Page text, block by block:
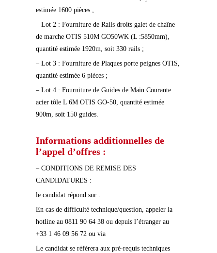
estimée 1600 pièces ;
– Lot 2 : Fourniture de Rails droits galet de chaîne
de marche OTIS 510M GO50WK (L :5850mm),
quantité estimée 1920m, soit 330 rails ;
– Lot 3 : Fourniture de Plaques porte peignes OTIS,
quantité estimée 6 pièces ;
– Lot 4 : Fourniture de Guides de Main Courante
acier tôle L 6M OTIS GO-50, quantité estimée
900m, soit 150 guides.
Informations additionnelles de
l’appel d’offres :
– CONDITIONS DE REMISE DES
CANDIDATURES :
le candidat répond sur :
En cas de difficulté technique/question, appeler la
hotline au 0811 90 64 38 ou depuis l’étranger au
+33 1 46 09 56 72 ou via
Le candidat se référera aux pré-requis techniques